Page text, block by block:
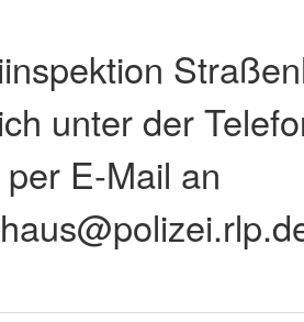
unter der
E-Mail an